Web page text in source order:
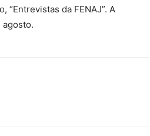
“Entrevistas da FENAJ”. A